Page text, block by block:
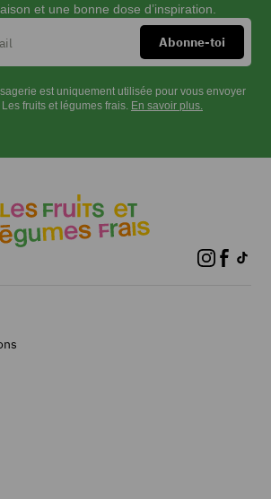
et une bonne dose d’inspiration.
est uniquement utilisée pour vous envoyer
fruits et légumes frais. En savoir plus.